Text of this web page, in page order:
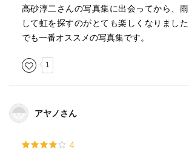
高砂淳二さんの写真集に出会ってから、
して虹を探すのがとても楽しくなりまし
でも一番オススメの写真集です。
1
アヤノさん
4